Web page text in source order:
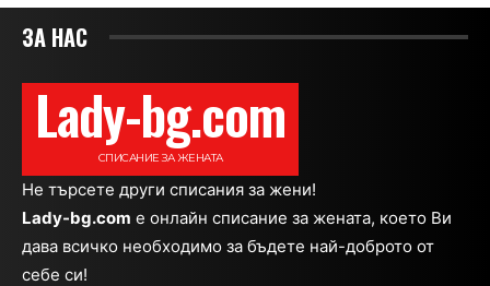
ЗА НАС
Lady-bg.com
СПИСАНИЕ ЗА ЖЕНАТА
Не търсете други списания за жени!
Lady-bg.com e онлайн списание за жената, което Ви
дава всичко необходимо за бъдете най-доброто от
себе си!